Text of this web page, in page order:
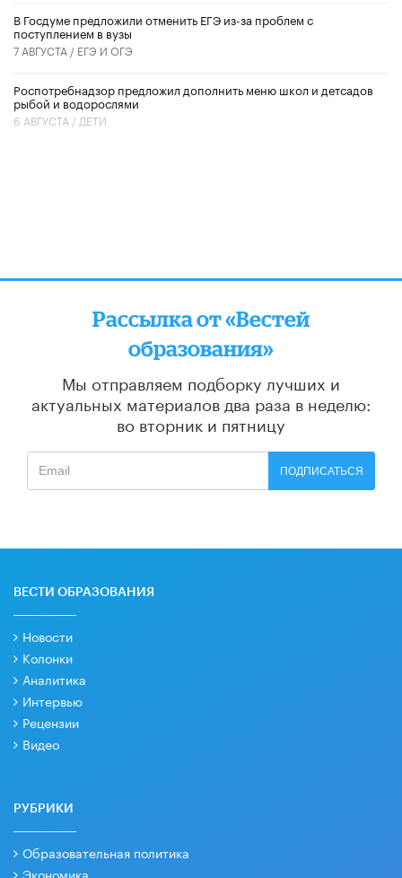
В Госдуме предложили отменить ЕГЭ из-за проблем с
поступлением в вузы
7 АВГУСТА / ЕГЭ И ОГЭ
Роспотребнадзор предложил дополнить меню школ и детсадов
рыбой и водорослями
6 АВГУСТА / ДЕТИ
Рассылка от «Вестей
образования»
Мы отправляем подборку лучших и
актуальных материалов два раза в неделю:
во вторник и пятницу
ПОДПИСАТЬСЯ
ВЕСТИ ОБРАЗОВАНИЯ
Новости
Колонки
Аналитика
Интервью
Рецензии
Видео
РУБРИКИ
Образовательная политика
Экономика